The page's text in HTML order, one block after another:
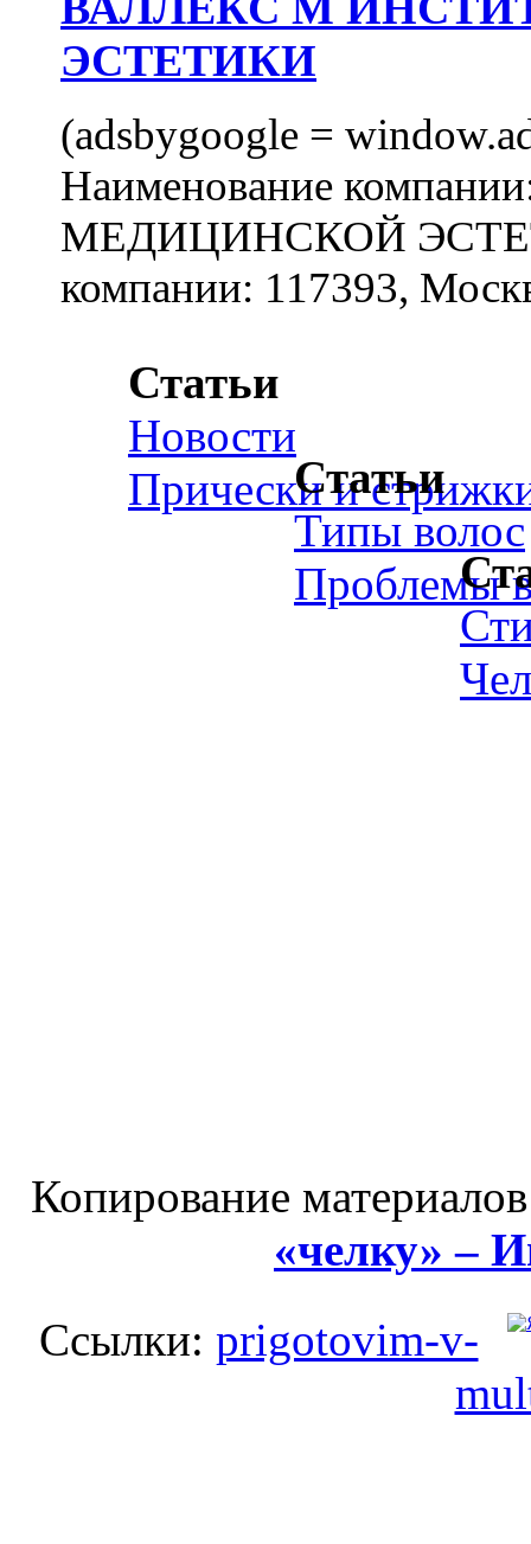
ЭСТЕТИКИ
(adsbygoogle =
Наименование
МЕДИЦИНСКОЙ
компании: 117393,
Статьи
Новости
Прически иСтатьи
Типы волос
Проблемы
Копирование
«челку» –
Ссылки: prigotovim-v-